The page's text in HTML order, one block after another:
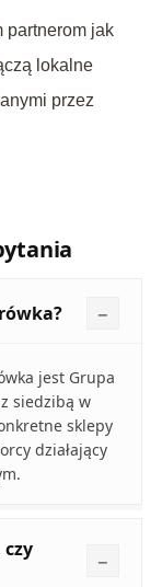
partnerom jak
lokalne
przez
jest Grupa
z siedzibą w
sklepy
działający